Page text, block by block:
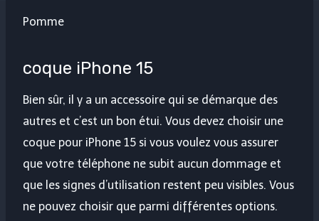
Pomme
coque iPhone 15
Bien sûr, il y a un accessoire qui se démarque des
autres et c’est un bon étui. Vous devez choisir une
coque pour iPhone 15 si vous voulez vous assurer
que votre téléphone ne subit aucun dommage et
que les signes d’utilisation restent peu visibles. Vous
ne pouvez choisir que parmi différentes options.